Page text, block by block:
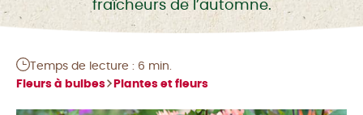
fraîcheurs de l’automne.
Temps de lecture : 6 min.
Fleurs à bulbes
Plantes et fleurs